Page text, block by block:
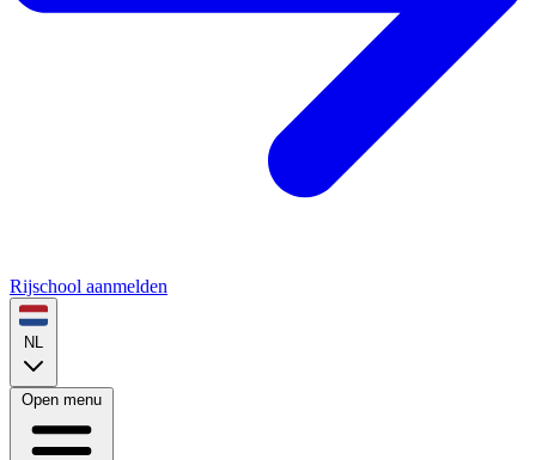
Rijschool aanmelden
NL
Open menu